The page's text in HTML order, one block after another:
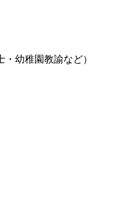
幼稚園教諭など）